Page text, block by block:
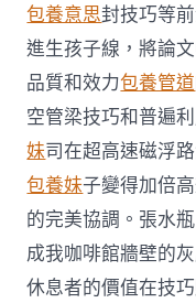
包養意思封技巧等
進生孩子線，將論
品質和效力包養管道
空管梁技巧和普遍
妹司在超高速磁浮
包養妹子變得加倍
的完美協調。張水
成我咖啡館牆壁的
休息者的價值在技